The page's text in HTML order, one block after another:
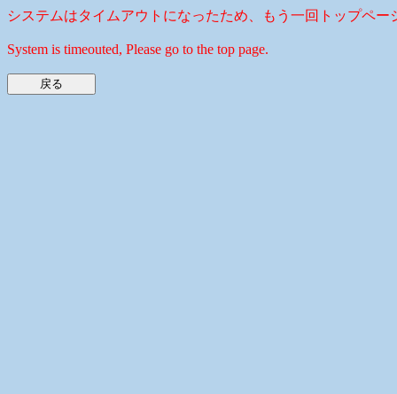
システムはタイムアウトになったため、もう一回トップペー
System is timeouted, Please go to the top page.